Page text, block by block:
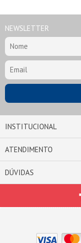
NEWSLETTER
INSTITUCIONAL
ATENDIMENTO
DÚVIDAS